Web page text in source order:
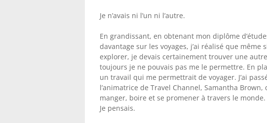
Je n’avais ni l’un ni l’autre.
En grandissant, en obtenant mon diplôme
davantage sur les voyages, j’ai réalisé que même
explorer, je devais certainement trouver une
toujours je ne pouvais pas me le permettre. En
un travail qui me permettrait de voyager. J’ai
l’animatrice de Travel Channel, Samantha
manger, boire et se promener à travers le monde.
Je pensais.